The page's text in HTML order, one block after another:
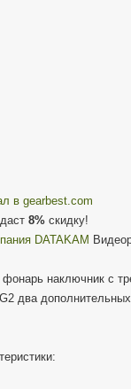
в gearbest.com
даст 8% скидку!
DATAKAM
наключник с
два